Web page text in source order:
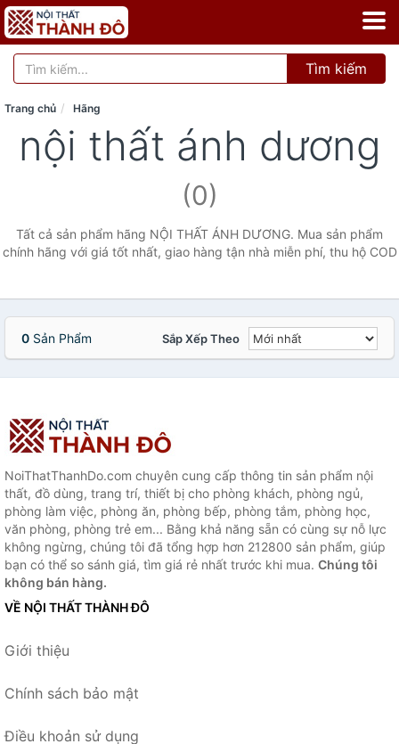
Tìm kiếm
Trang chủ Hãng
nội thất ánh dương
(0)
Tất cả sản phẩm hãng NỘI THẤT ÁNH DƯƠNG. Mua sản phẩm
chính hãng với giá tốt nhất, giao hàng tận nhà miễn phí, thu hộ COD
0 Sản Phẩm Sắp Xếp Theo
NoiThatThanhDo.com chuyên cung cấp thông tin sản phẩm nội
thất, đồ dùng, trang trí, thiết bị cho phòng khách, phòng ngủ,
phòng làm việc, phòng ăn, phòng bếp, phòng tắm, phòng học,
văn phòng, phòng trẻ em... Bằng khả năng sẵn có cùng sự nỗ lực
không ngừng, chúng tôi đã tổng hợp hơn 212800 sản phẩm, giúp
bạn có thể so sánh giá, tìm giá rẻ nhất trước khi mua. Chúng tôi
không bán hàng.
VỀ NỘI THẤT THÀNH ĐÔ
Giới thiệu
Chính sách bảo mật
Điều khoản sử dụng